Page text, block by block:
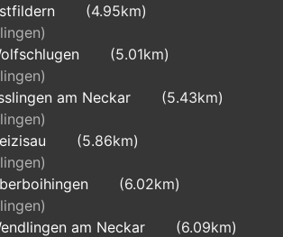
(4.95km)
(5.01km)
am Neckar
(5.43km)
(5.86km)
(6.02km)
am Neckar
(6.09km)